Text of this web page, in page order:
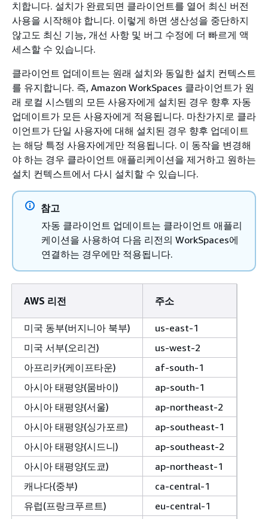
치합니다. 설치가 완료되면 클라이언트를 열어 최신 버전
사용을 시작해야 합니다. 이렇게 하면 생산성을 중단하지
않고도 최신 기능, 개선 사항 및 버그 수정에 더 빠르게 액
세스할 수 있습니다.
클라이언트 업데이트는 원래 설치와 동일한 설치 컨텍스트
를 유지합니다. 즉, Amazon WorkSpaces 클라이언트가 원
래 로컬 시스템의 모든 사용자에게 설치된 경우 향후 자동
업데이트가 모든 사용자에게 적용됩니다. 마찬가지로 클라
이언트가 단일 사용자에 대해 설치된 경우 향후 업데이트
는 해당 특정 사용자에게만 적용됩니다. 이 동작을 변경해
야 하는 경우 클라이언트 애플리케이션을 제거하고 원하는
설치 컨텍스트에서 다시 설치할 수 있습니다.
참고
자동 클라이언트 업데이트는 클라이언트 애플리
케이션을 사용하여 다음 리전의 WorkSpaces에
연결하는 경우에만 적용됩니다.
AWS 리전 주소
미국 동부(버지니아 북부)
us-east-1
미국 서부(오리건)
us-west-2
아프리카(케이프타운)
af-south-1
아시아 태평양(뭄바이)
ap-south-1
아시아 태평양(서울)
ap-northeast-2
아시아 태평양(싱가포르)
ap-southeast-1
아시아 태평양(시드니)
ap-southeast-2
아시아 태평양(도쿄)
ap-northeast-1
캐나다(중부)
ca-central-1
유럽(프랑크푸르트)
eu-central-1